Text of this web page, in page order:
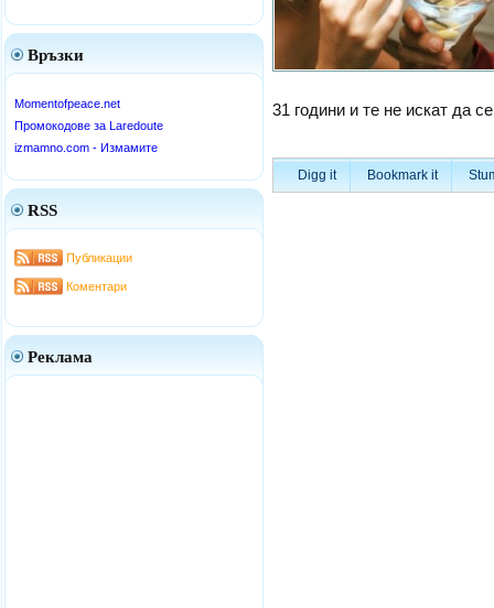
31 години и те не искат да
Digg it Bookmark it
Връзки
Momentofpeace.net
Промокодове за Laredoute
izmamno.com - Измамите
RSS
Публикации
Коментари
Реклама